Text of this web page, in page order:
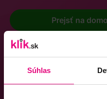
Súhlas
Prejsť na